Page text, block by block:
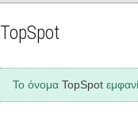
TopSpot
Το όνομα TopSpot